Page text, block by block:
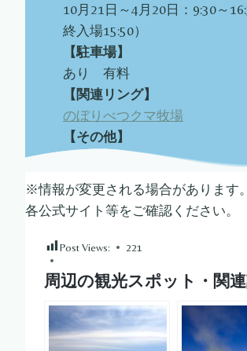
10月21日～4月20日：9:30～
終入場15:50）
【駐車場】
あり 有料
【関連リング】
のぼりべつクマ牧場
【その他】
※情報が変更される場合があります
各公式サイト等をご確認ください。
Post Views: 221
周辺の観光スポット・関